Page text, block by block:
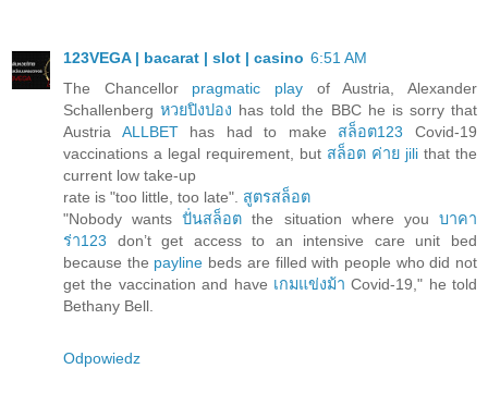
123VEGA | bacarat | slot | casino 6:51 AM
The Chancellor pragmatic play of Austria, Alexander
Schallenbergหวยปิงปอง has told the BBC he is sorry that
Austria ALLBEThas had to make สล็อต123 Covid-19
vaccinations a legal requirement, but สล็อต ค่าย jili that the
current low take-up
rate is "too little, too late". สูตรสล็อต
"Nobody wantsปั่นสล็อต the situation where youบาคา
ร่า123 don’t get access to an intensive care unit bed
because the payline beds are filled with people who did not
get the vaccination and have เกมแข่งม้า Covid-19," he told
Bethany Bell.
Odpowiedz